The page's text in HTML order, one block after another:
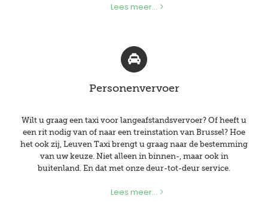
Lees meer...
Personenvervoer
Wilt u graag een taxi voor langeafstandsvervoer? Of heeft u
een rit nodig van of naar een treinstation van Brussel? Hoe
het ook zij, Leuven Taxi brengt u graag naar de bestemming
van uw keuze. Niet alleen in binnen-, maar ook in
buitenland. En dat met onze deur-tot-deur service.
Lees meer...